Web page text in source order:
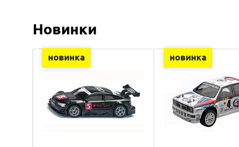
Новинки
новинка новинка